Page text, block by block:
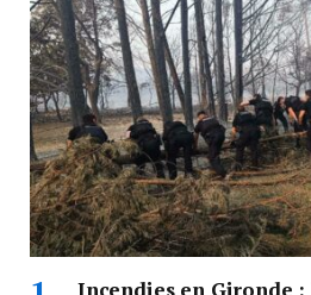
Incendies en Gironde :